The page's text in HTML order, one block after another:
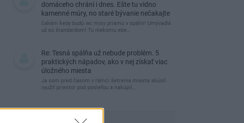
domáceho chráni i dnes. Ešte tu vidno
kamenné múry, no staré bývanie nečakajte
čakám kedy budú wc misy priamo v spálni! Umývadlá
už sú štandardom! Tu niekomu ebe…
Re: Tesná spálňa už nebude problém. 5
praktických nápadov, ako v nej získať viac
úložného miesta
Ja som pred časom v rámci šetrenia miesta skúsil
využiť priestor pod posteľou a nakúpil…